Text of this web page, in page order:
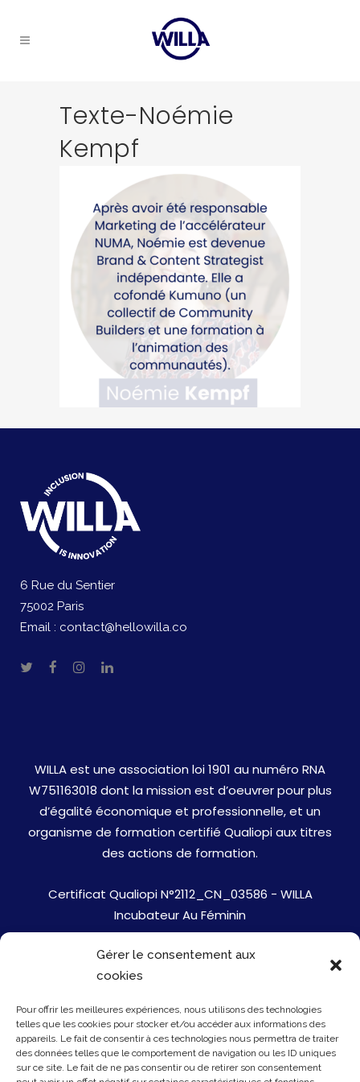
Gérer le consentement aux
cookies
Pour offrir les meilleures expériences, nous utilisons des technologies
telles que les cookies pour stocker et/ou accéder aux informations des
appareils. Le fait de consentir à ces technologies nous permettra de traiter
des données telles que le comportement de navigation ou les ID uniques
sur ce site. Le fait de ne pas consentir ou de retirer son consentement
Texte-Noémie
Kempf
6 Rue du Sentier
75002 Paris
Email : contact@hellowilla.co
WILLA est une association loi 1901 au numéro RNA
W751163018 dont la mission est d’oeuvrer pour plus
d’égalité économique et professionnelle, et un
organisme de formation certifié Qualiopi aux titres
des actions de formation.
Certificat Qualiopi N°2112_CN_03586 - WILLA
Incubateur Au Féminin
Jobs
Mentions Légales
Politique de cookies
Presse